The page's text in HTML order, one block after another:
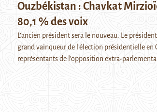
Ouzbékistan : Chavkat
80,1 % des voix
L’ancien président sera le nouveau. Le
grand vainqueur de l’élection présidentielle en
représentants de l’opposition extra-